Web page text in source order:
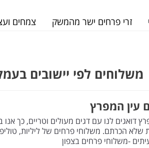
זרי פרחים ישר מהמשק צמחים
משלוחים לפי יישובים
עין המפרץ
דואגים לנו עם דגים מעולים וטריים, כך
שלא הכרתם. משלוחי פרחים של ליליות,
-משלוחי פרחים בצפון